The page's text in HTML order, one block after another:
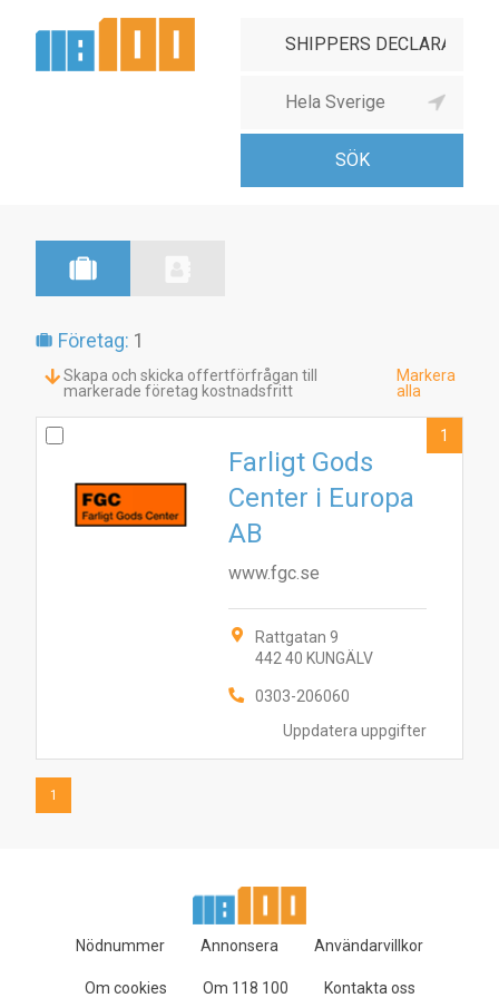
Företag: 1
Skapa och skicka offertförfrågan till
markerade företag kostnadsfritt
Markera
alla
Uppdatera uppgifter
Farligt Gods
Center i Europa
AB
www.fgc.se
Rattgatan 9
442 40 KUNGÄLV
0303-206060
1
1
Nödnummer Annonsera Användarvillkor
Om cookies Om 118 100 Kontakta oss